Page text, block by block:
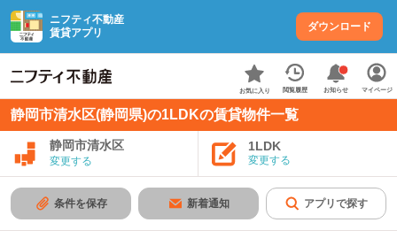
ニフティ不動産
賃貸アプリ
ダウンロード
お気に入り 閲覧履歴 お知らせ マイページ
静岡市清水区(静岡県)の1LDKの賃貸物件一覧
静岡市清水区
変更する
1LDK
変更する
条件を保存 新着通知 アプリで探す